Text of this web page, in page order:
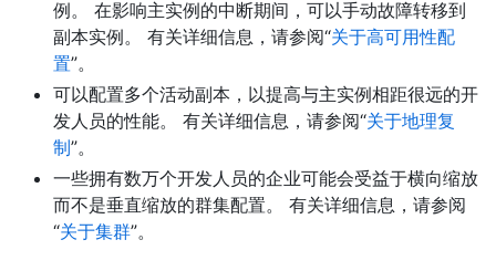
例。 在影响主实例的中断期间，可以手动故障转移到
副本实例。 有关详细信息，请参阅“关于高可用性配
置”。
可以配置多个活动副本，以提高与主实例相距很远的开
发人员的性能。 有关详细信息，请参阅“关于地理复
制”。
一些拥有数万个开发人员的企业可能会受益于横向缩放
而不是垂直缩放的群集配置。 有关详细信息，请参阅
“关于集群”。